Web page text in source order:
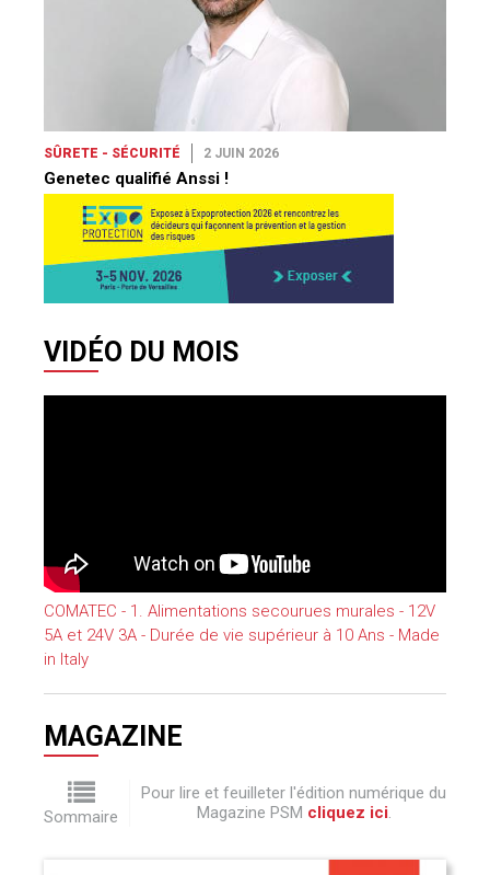
SÛRETE - SÉCURITÉ 2 JUIN 2026
Genetec qualifié Anssi !
VIDÉO DU MOIS
COMATEC - 1. Alimentations secourues murales - 12V
5A et 24V 3A - Durée de vie supérieur à 10 Ans - Made
in Italy
MAGAZINE
Sommaire
Pour lire et feuilleter l'édition numérique du
Magazine PSM cliquez ici.